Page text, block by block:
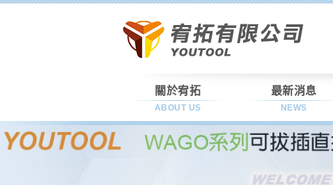
關於宥拓
ABOUT US
最新消息
NEWS